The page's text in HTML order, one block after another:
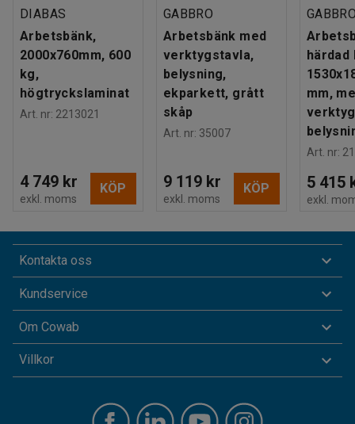
DIABAS
Arbetsbänk,
2000x760mm, 600
kg,
högtryckslaminat
Art. nr: 2213021
4 749 kr
exkl. moms
KÖP
GABBRO
Arbetsbänk med
verktygstavla,
belysning,
ekparkett, grått
skåp
Art. nr: 35007
9 119 kr
exkl. moms
KÖP
härdad
mm,
Art. nr:
5 415
exkl.
Kontakta oss
Kundservice
Om Cowab
Villkor